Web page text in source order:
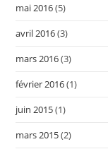
mai 2016(5)
avril 2016(3)
mars 2016(3)
février 2016(1)
juin 2015(1)
mars 2015(2)